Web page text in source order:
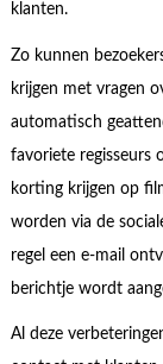
klanten.
Zo kunnen
krijgen met vragen
automatisch
favoriete regisseurs
korting krijgen op
worden via de
regel een e-mail
berichtje wordt
Al deze